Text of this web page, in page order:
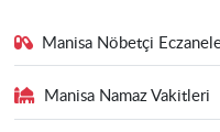
Manisa Nöbetçi
Manisa Namaz Vakitleri